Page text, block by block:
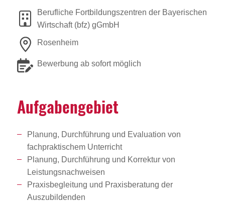
Berufliche Fortbildungszentren der Bayerischen
Wirtschaft (bfz) gGmbH
Rosenheim
Bewerbung ab sofort möglich
Aufga­ben­ge­biet
Planung, Durchführung und Evaluation von
fachpraktischem Unterricht
Planung, Durchführung und Korrektur von
Leistungsnachweisen
Praxisbegleitung und Praxisberatung der
Auszubildenden